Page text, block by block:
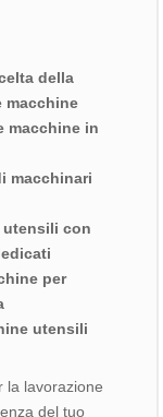
della
macchine
macchine in
macchinari
utensili con
per
utensili
la lavorazione
del tuo